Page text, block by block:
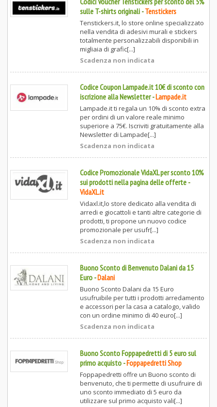
sulle T-shirts originali -Tenstickers
Tenstickers.it, lo store online specializzato
nella vendita di adesivi murali e stickers
totalmente personalizzabili disponibili in
migliaia di grafic[...]
Scadenza non indicata
Codice Coupon Lampade.it 10€ di sconto con
iscrizione alla Newsletter-Lampade.it
Lampade.it ti regala un 10% di sconto extra
per ordini di un valore reale minimo
superiore a 75€. Iscriviti gratuitamente alla
Newsletter di Lampade[...]
Scadenza non indicata
Codice Promozionale VidaXL per sconto 10%
sui prodotti nella pagina delle offerte-
VidaXL.it
Vidaxl.it,lo store dedicato alla vendita di
arredi e giocattoli e tanti altre categorie di
prodotti, ti propone un nuovo codice
promozionale per usufr[...]
Scadenza non indicata
Buono Sconto di Benvenuto Dalani da 15
Euro-Dalani
Buono Sconto Dalani da 15 Euro
usufruibile per tutti i prodotti arredamento
e accessori per la casa a catalogo, valido
con un ordine minimo di 40 euro[...]
Scadenza non indicata
Buono Sconto Foppapedretti di 5 euro sul
primo acquisto-Foppapedretti Shop
Foppapedretti offre un Buono sconto di
benvenuto, che ti permette di usufruire di
uno sconto immediato di 5 euro da
utilizzare sul primo acquisto vali[...]